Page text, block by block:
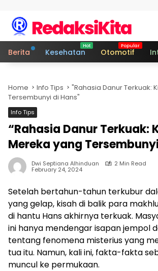
Berita Kesehatan Otomotif
Home Info Tips
"Rahasia Danur Terkuak:
Tersembunyi di Hans"
Info Tips
“Rahasia Danur Terkuak:
Mereka yang
Dwi Septiana Alhinduan 2 Min Read
February 24, 2024
Setelah bertahun-tahun terkubur
yang gelap, kisah di balik para
di hantu Hans akhirnya terkuak.
ini hanya mendengar isapan jempol
tentang fenomena misterius yang
tua itu. Namun, kali ini, fakta-fakta
muncul ke permukaan.